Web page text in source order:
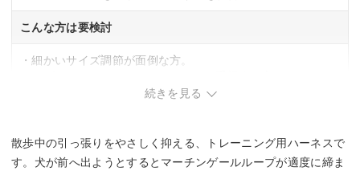
こんな方は要検討
・細かいサイズ調節が面倒な方。
続きを見る
散歩中の引っ張りをやさしく抑える、トレーニング用ハーネスで
す。犬が前へ出ようとするとマーチンゲールループが適度に締ま